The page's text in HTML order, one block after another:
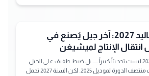
كاديلاك اسكاليد 2027: آخر جيل يُصنع في
انتقال الإنتاج لميشيغن
كاديلاك اسكاليد 2027 ليست تحديثاً كبيراً — بل ضبط طفيف على الجيل
الذي ظهر مع تحديث منتصف الدورة لموديل 2025. لكن السنة 2027 تحمل